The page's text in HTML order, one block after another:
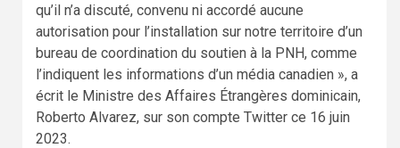
qu’il n’a discuté, convenu ni accordé aucune
autorisation pour l’installation sur notre territoire d’un
bureau de coordination du soutien à la PNH, comme
l’indiquent les informations d’un média canadien », a
écrit le Ministre des Affaires Étrangères dominicain,
Roberto Alvarez, sur son compte Twitter ce 16 juin
2023.